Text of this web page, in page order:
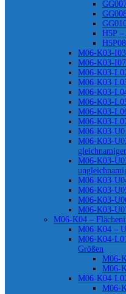
H5P
M06-K03-
M06-K03-
M06-K03-
M06-K03-
M06-K03-
M06-K03-
M06-K03-
M06-K03-
M06-K03-
M06-K03-
M06-K03-
M06-K03-
M06-K03-
M06-K03-
M06-K03-
M06-K04 –
M06-K04 –
M06-K04-
Größen
M06-
M06-
M06-K04-
M06-